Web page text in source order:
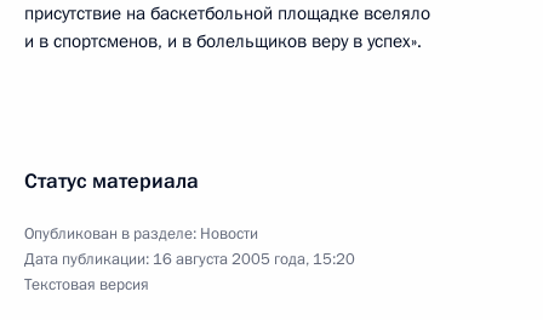
присутствие на баскетбольной площадке вселяло
и в спортсменов, и в болельщиков веру в успех».
Статус материала
Опубликован в разделе: Новости
Дата публикации: 16 августа 2005 года, 15:20
Текстовая версия